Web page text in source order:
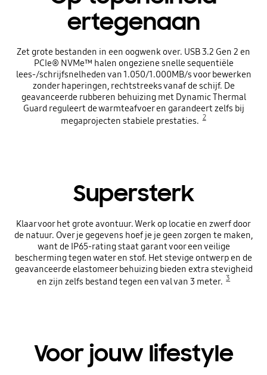
ertegenaan
Zet grote bestanden in een oogwenk over. USB 3.2 Gen 2 en
PCIe® NVMe™ halen ongeziene snelle sequentiële
lees-/schrijfsnelheden van 1.050/1.000MB/s voor bewerken
zonder haperingen, rechtstreeks vanaf de schijf. De
geavanceerde rubberen behuizing met Dynamic Thermal
Guard reguleert de warmteafvoer en garandeert zelfs bij
megaprojecten stabiele prestaties. 2
Supersterk
Klaar voor het grote avontuur. Werk op locatie en zwerf door
de natuur. Over je gegevens hoef je je geen zorgen te maken,
want de IP65-rating staat garant voor een veilige
bescherming tegen water en stof. Het stevige ontwerp en de
geavanceerde elastomeer behuizing bieden extra stevigheid
en zijn zelfs bestand tegen een val van 3 meter. 3
Voor jouw lifestyle